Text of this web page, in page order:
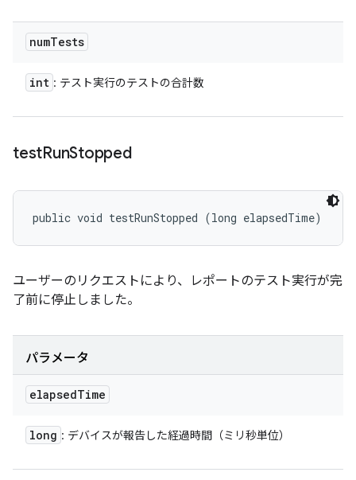
numTests
int : テスト実行のテストの合計数
testRunStopped
public void testRunStopped (long elapsedTime)
ユーザーのリクエストにより、レポートのテスト実行が完
了前に停止しました。
パラメータ
elapsedTime
long : デバイスが報告した経過時間（ミリ秒単位）